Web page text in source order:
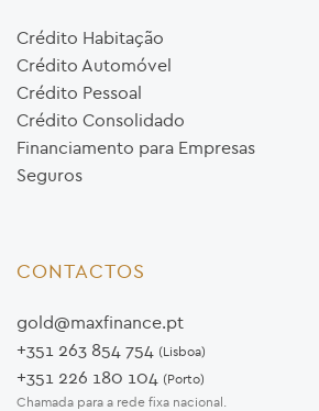
Crédito Habitação
Crédito Automóvel
Crédito Pessoal
Crédito Consolidado
Financiamento para Empresas
Seguros
CONTACTOS
gold@maxfinance.pt
+351 263 854 754 (Lisboa)
+351 226 180 104 (Porto)
Chamada para a rede fixa nacional.